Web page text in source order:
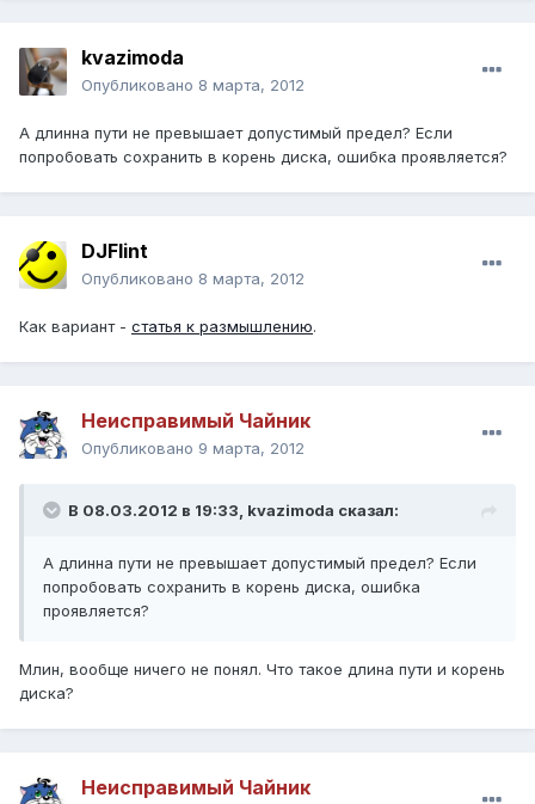
kvazimoda
Опубликовано 8 марта, 2012
А длинна пути не превышает допустимый предел? Если
попробовать сохранить в корень диска, ошибка проявляется?
DJFlint
Опубликовано 8 марта, 2012
Как вариант - статья к размышлению.
Неисправимый Чайник
Опубликовано 9 марта, 2012
В 08.03.2012 в 19:33, kvazimoda сказал:
А длинна пути не превышает допустимый предел? Если
попробовать сохранить в корень диска, ошибка
проявляется?
Млин, вообще ничего не понял. Что такое длина пути и корень
диска?
Неисправимый Чайник